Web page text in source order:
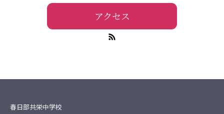
アクセス
春日部共栄中学校